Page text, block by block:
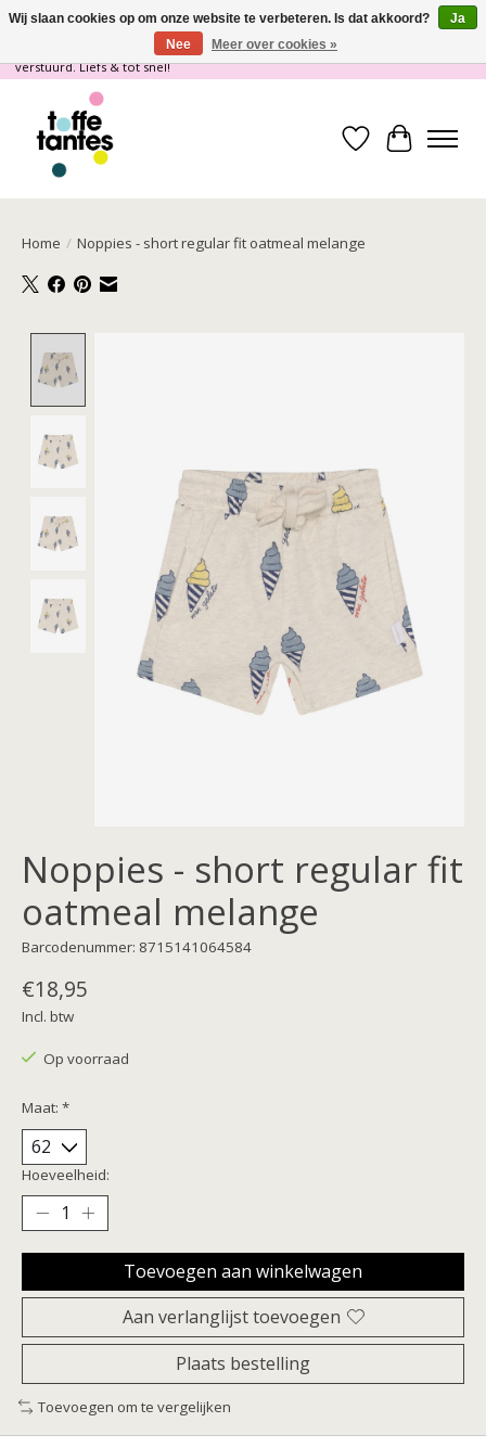
Wij gaan op vakantie! vanaf 4 juli t/m 21 juli worden er geen pakketjes
verstuurd. Liefs & tot snel!
Verlanglijst
Home / Noppies - short regular fit oatmeal melange
Noppies - short regular fit
oatmeal melange
Barcodenummer: 8715141064584
€18,95
Incl. btw
Op voorraad
Maat: *
Hoeveelheid:
Toevoegen aan winkelwagen
Aan verlanglijst toevoegen
Plaats bestelling
Toevoegen om te vergelijken
Wij slaan cookies op om onze website te verbeteren. Is dat akkoord?
Ja
Nee
Meer over cookies »